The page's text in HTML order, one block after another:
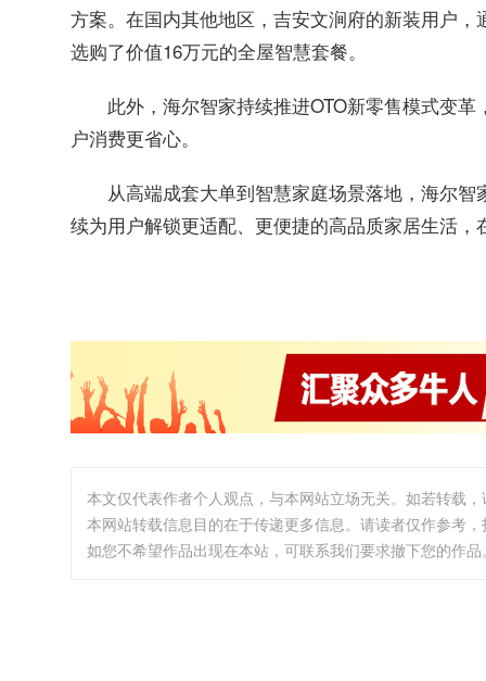
方案。在国内其他地区，吉安文涧府的新装用户
选购了价值16万元的全屋智慧套餐。
此外，海尔智家持续推进OTO新零售模式变
户消费更省心。
从高端成套大单到智慧家庭场景落地，海尔
续为用户解锁更适配、更便捷的高品质家居生活
本文仅代表作者个人观点，与本网站立场无关。如若转载
本网站转载信息目的在于传递更多信息。请读者仅作参考
如您不希望作品出现在本站，可联系我们要求撤下您的作